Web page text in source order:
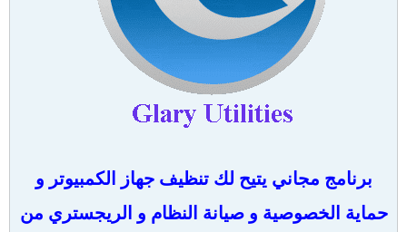
برنامج مجاني يتيح لك تنظيف جهاز الكمبيوتر و
حماية الخصوصية و صيانة النظام و الريجستري من